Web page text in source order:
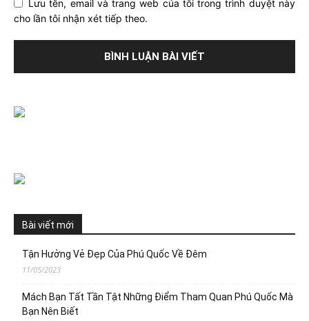
Lưu tên, email và trang web của tôi trong trình duyệt này
cho lần tôi nhận xét tiếp theo.
Bài viết mới
Tận Hưởng Vẻ Đẹp Của Phú Quốc Về Đêm
11/05/2023
Mách Bạn Tất Tần Tật Những Điểm Tham Quan Phú Quốc Mà
Bạn Nên Biết